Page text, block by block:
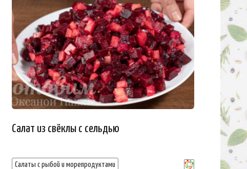
Салат из свёклы с сельдью
Салаты с рыбой и морепродуктами